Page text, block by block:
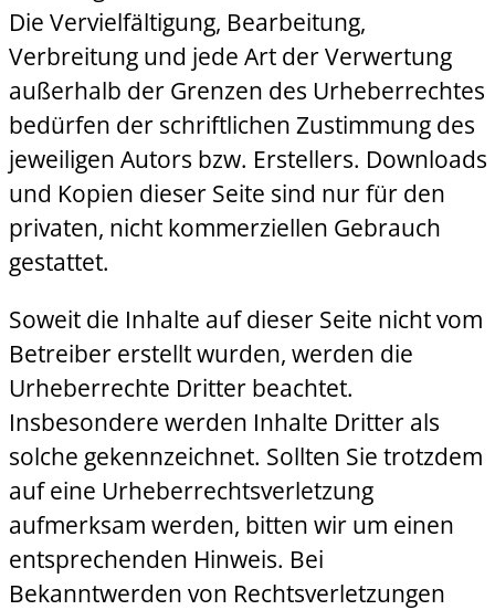
Die Vervielfältigung, Bearbeitung,
Verbreitung und jede Art der Verwertung
außerhalb der Grenzen des Urheberrechtes
bedürfen der schriftlichen Zustimmung des
jeweiligen Autors bzw. Erstellers. Downloads
und Kopien dieser Seite sind nur für den
privaten, nicht kommerziellen Gebrauch
gestattet.
Soweit die Inhalte auf dieser Seite nicht vom
Betreiber erstellt wurden, werden die
Urheberrechte Dritter beachtet.
Insbesondere werden Inhalte Dritter als
solche gekennzeichnet. Sollten Sie trotzdem
auf eine Urheberrechtsverletzung
aufmerksam werden, bitten wir um einen
entsprechenden Hinweis. Bei
Bekanntwerden von Rechtsverletzungen